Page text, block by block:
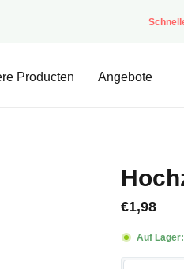
Producten Angebote
€1,98
Auf Lager: